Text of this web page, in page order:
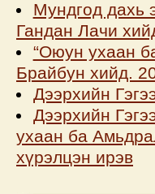
Мундгод дахь
Гандан Лачи
“Оюун ухаан
Брайбун хийд.
Дээрхийн
Дээрхийн
ухаан ба
хүрэлцэн ирэв